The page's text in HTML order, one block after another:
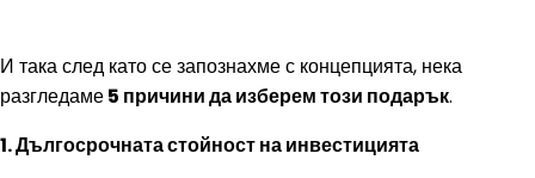
И така след като се запознахме с концепцията, нека
разгледаме5 причини да изберем този подарък.
1. Дългосрочната стойност на инвестицията